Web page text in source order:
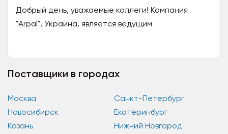
Добрый день, уважаемые коллеги! Компания
"Arpal", Украина, является ведущим
Поставщики в городах
Москва
Санкт-Петербург
Новосибирск
Екатеринбург
Казань
Нижний Новгород